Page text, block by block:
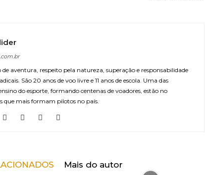
aventura, respeito pela natureza, superação e responsabilidade
São 20 anos de voo livre e 11 anos de escola. Uma das
do esporte, formando centenas de voadores, estão no
que mais formam pilotos no país.
Mais do autor